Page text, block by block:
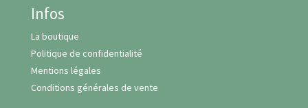
Infos
La boutique
Politique de confidentialité
Mentions légales
Conditions générales de vente